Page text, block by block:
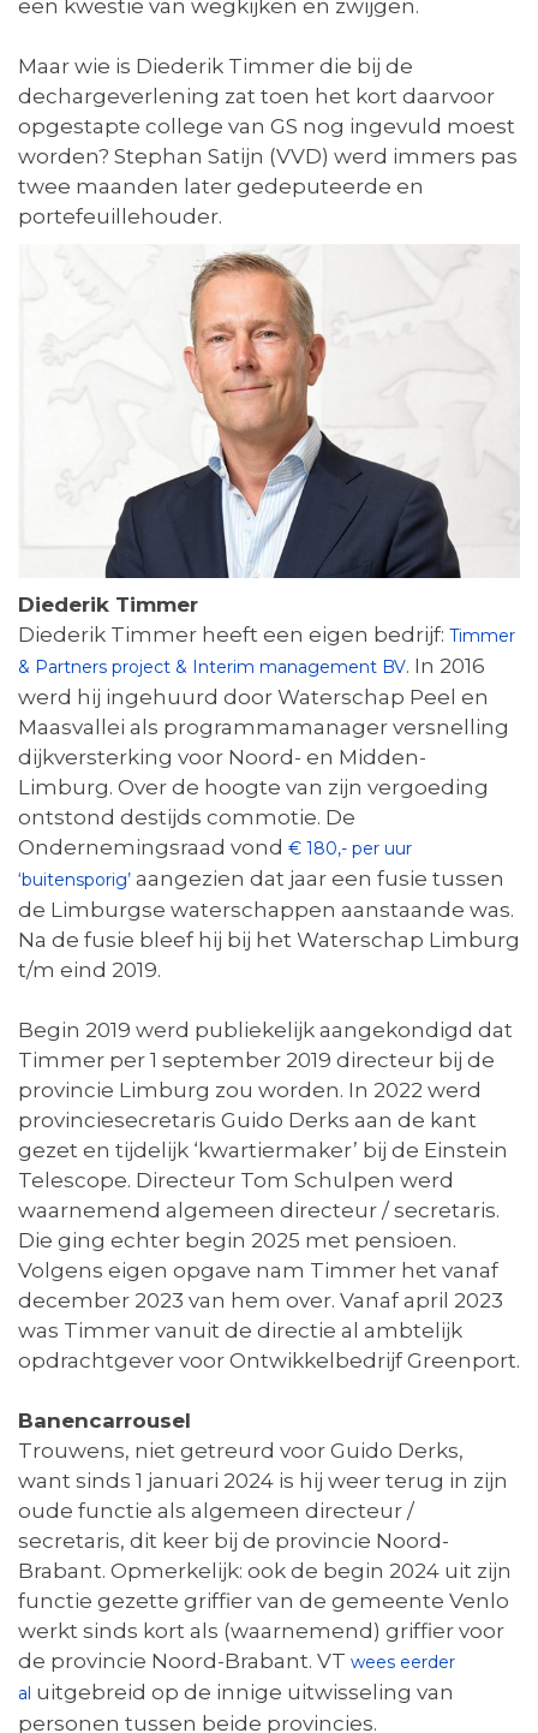
een kwestie van wegkijken en zwijgen.
Maar wie is Diederik Timmer die bij de
dechargeverlening zat toen het kort daarvoor
opgestapte college van GS nog ingevuld moest
worden? Stephan Satijn (VVD) werd immers pas
twee maanden later gedeputeerde en
portefeuillehouder.
Diederik Timmer
Diederik Timmer heeft een eigen bedrijf: Timmer
& Partners project & Interim management BV. In 2016
werd hij ingehuurd door Waterschap Peel en
Maasvallei als programmamanager versnelling
dijkversterking voor Noord- en Midden-
Limburg. Over de hoogte van zijn vergoeding
ontstond destijds commotie. De
Ondernemingsraad vond € 180,- per uur
‘buitensporig’ aangezien dat jaar een fusie tussen
de Limburgse waterschappen aanstaande was.
Na de fusie bleef hij bij het Waterschap Limburg
t/m eind 2019.
Begin 2019 werd publiekelijk aangekondigd dat
Timmer per 1 september 2019 directeur bij de
provincie Limburg zou worden. In 2022 werd
provinciesecretaris Guido Derks aan de kant
gezet en tijdelijk ‘kwartiermaker’ bij de Einstein
Telescope. Directeur Tom Schulpen werd
waarnemend algemeen directeur / secretaris.
Die ging echter begin 2025 met pensioen.
Volgens eigen opgave nam Timmer het vanaf
december 2023 van hem over. Vanaf april 2023
was Timmer vanuit de directie al ambtelijk
opdrachtgever voor Ontwikkelbedrijf Greenport.
Banencarrousel
Trouwens, niet getreurd voor Guido Derks,
want sinds 1 januari 2024 is hij weer terug in zijn
oude functie als algemeen directeur /
secretaris, dit keer bij de provincie Noord-
Brabant. Opmerkelijk: ook de begin 2024 uit zijn
functie gezette griffier van de gemeente Venlo
werkt sinds kort als (waarnemend) griffier voor
de provincie Noord-Brabant. VT wees eerder
al uitgebreid op de innige uitwisseling van
personen tussen beide provincies.